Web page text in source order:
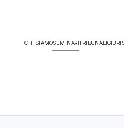
CHI SIAMOSEMINARITRIBUNALI